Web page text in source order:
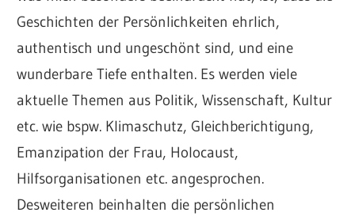
Geschichten der Persönlichkeiten ehrlich,
authentisch und ungeschönt sind, und eine
wunderbare Tiefe enthalten. Es werden viele
aktuelle Themen aus Politik, Wissenschaft, Kultur
etc. wie bspw. Klimaschutz, Gleichberichtigung,
Emanzipation der Frau, Holocaust,
Hilfsorganisationen etc. angesprochen.
Desweiteren beinhalten die persönlichen